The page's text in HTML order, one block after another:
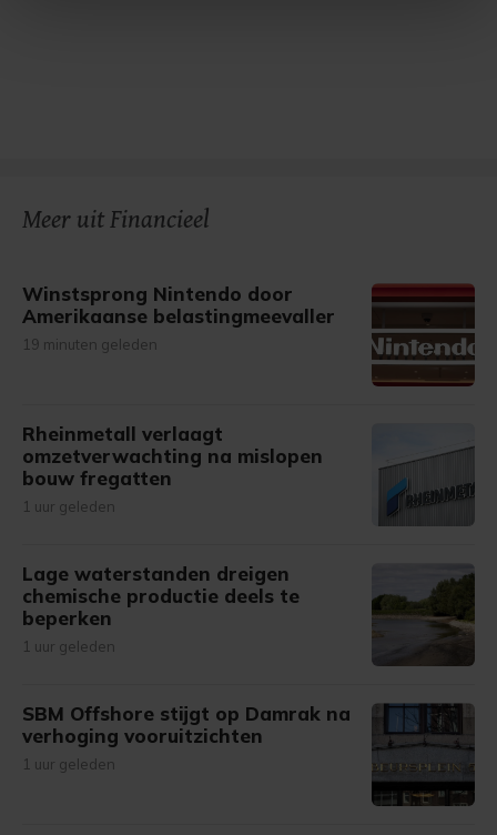
Meer uit Financieel
Winstsprong Nintendo door
Amerikaanse belastingmeevaller
19 minuten geleden
Rheinmetall verlaagt
omzetverwachting na mislopen
bouw fregatten
1 uur geleden
Lage waterstanden dreigen
chemische productie deels te
beperken
1 uur geleden
SBM Offshore stijgt op Damrak na
verhoging vooruitzichten
1 uur geleden